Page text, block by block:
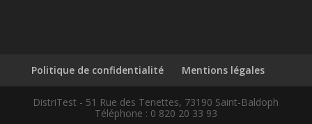
Politique de confidentialité Mentions légales
DistriTest - 51 Rue des Tenettes, 73190 Saint-Baldoph
Téléphone : 0 820 20 33 93